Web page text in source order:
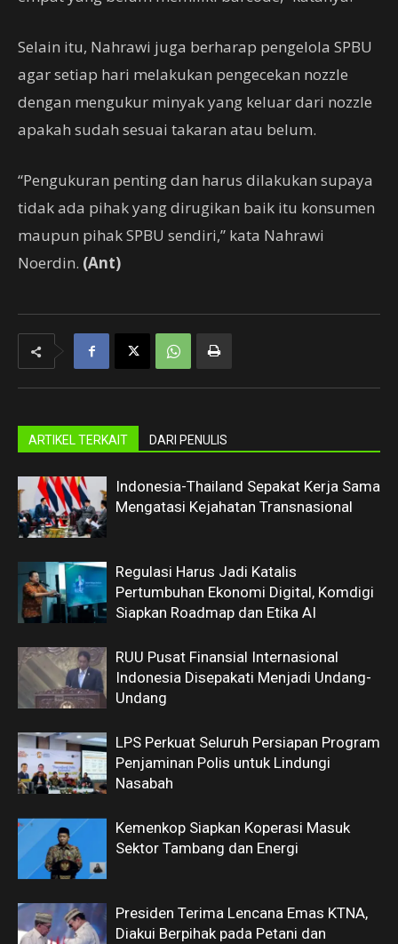
Selain itu, Nahrawi juga berharap pengelola SPBU
agar setiap hari melakukan pengecekan nozzle
dengan mengukur minyak yang keluar dari nozzle
apakah sudah sesuai takaran atau belum.
“Pengukuran penting dan harus dilakukan supaya
tidak ada pihak yang dirugikan baik itu konsumen
maupun pihak SPBU sendiri,” kata Nahrawi
Noerdin. (Ant)
ARTIKEL TERKAIT DARI PENULIS
Indonesia-Thailand Sepakat Kerja Sama
Mengatasi Kejahatan Transnasional
Regulasi Harus Jadi Katalis
Pertumbuhan Ekonomi Digital, Komdigi
Siapkan Roadmap dan Etika AI
RUU Pusat Finansial Internasional
Indonesia Disepakati Menjadi Undang-
Undang
LPS Perkuat Seluruh Persiapan Program
Penjaminan Polis untuk Lindungi
Nasabah
Kemenkop Siapkan Koperasi Masuk
Sektor Tambang dan Energi
Presiden Terima Lencana Emas KTNA,
Diakui Berpihak pada Petani dan